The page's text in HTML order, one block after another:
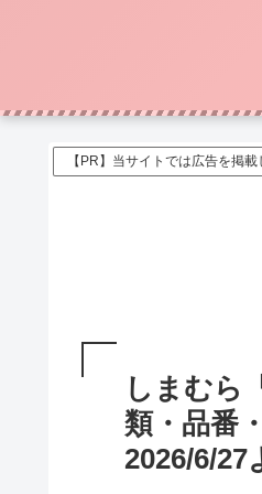
【PR】当サイトでは広告を掲
しまむら
類・品番
2026/6/27